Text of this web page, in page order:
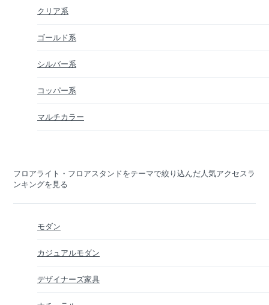
クリア系
ゴールド系
シルバー系
コッパー系
マルチカラー
フロアライト・フロアスタンドをテーマで絞り込んだ人気アクセスラ
ンキングを見る
モダン
カジュアルモダン
デザイナーズ家具